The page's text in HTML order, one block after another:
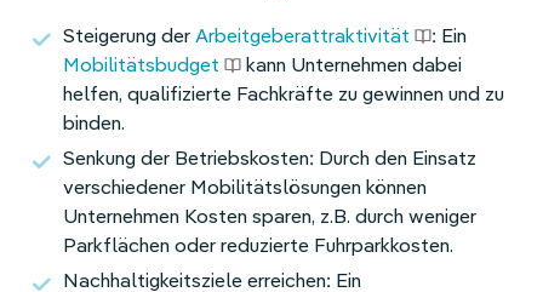
Steigerung der Arbeitgeberattraktivität
: Ein
Mobilitätsbudget
kann Unternehmen dabei
helfen, qualifizierte Fachkräfte zu gewinnen und zu
binden.
Senkung der Betriebskosten: Durch den Einsatz
verschiedener Mobilitätslösungen können
Unternehmen Kosten sparen, z.B. durch weniger
Parkflächen oder reduzierte Fuhrparkkosten.
Nachhaltigkeitsziele erreichen: Ein